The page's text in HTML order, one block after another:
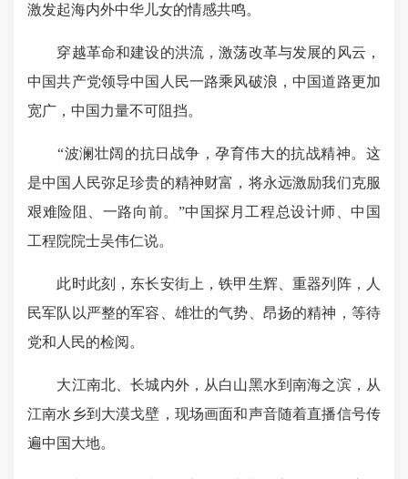
激发起海内外中华儿女的情感共鸣。
穿越革命和建设的洪流，激荡改革与发展的风云，
中国共产党领导中国人民一路乘风破浪，中国道路更加
宽广，中国力量不可阻挡。
“波澜壮阔的抗日战争，孕育伟大的抗战精神。这
是中国人民弥足珍贵的精神财富，将永远激励我们克服
艰难险阻、一路向前。”中国探月工程总设计师、中国
工程院院士吴伟仁说。
此时此刻，东长安街上，铁甲生辉、重器列阵，人
民军队以严整的军容、雄壮的气势、昂扬的精神，等待
党和人民的检阅。
大江南北、长城内外，从白山黑水到南海之滨，从
江南水乡到大漠戈壁，现场画面和声音随着直播信号传
遍中国大地。